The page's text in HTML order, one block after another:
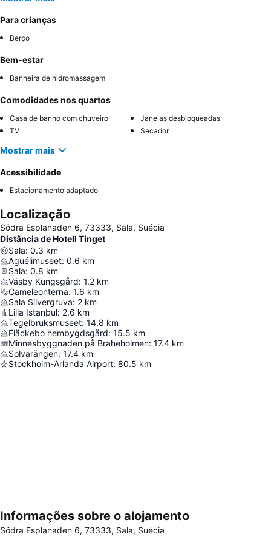
Para crianças
Berço
Bem-estar
Banheira de hidromassagem
Comodidades nos quartos
Casa de banho com chuveiro
Janelas desbloqueadas
TV
Secador
Mostrar mais
Acessibilidade
Estacionamento adaptado
Localização
Södra Esplanaden 6, 73333, Sala, Suécia
Distância de Hotell Tinget
Sala: 0.3 km
Aguélimuseet: 0.6 km
Sala: 0.8 km
Väsby Kungsgård: 1.2 km
Cameleonterna: 1.6 km
Sala Silvergruva: 2 km
Lilla Istanbul: 2.6 km
Tegelbruksmuseet: 14.8 km
Fläckebo hembygdsgård: 15.5 km
Minnesbyggnaden på Braheholmen: 17.4 km
Solvarängen: 17.4 km
Stockholm-Arlanda Airport: 80.5 km
Ampliar mapa
Informações sobre o alojamento
Södra Esplanaden 6, 73333, Sala, Suécia